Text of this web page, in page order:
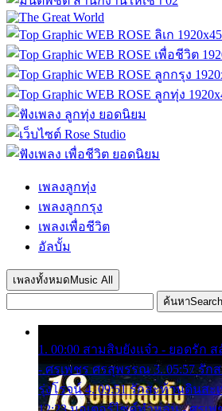
เพลงลูกทุ่ง
เพลงลูกกรุง
เพลงเพื่อชีวิต
อัลบั้ม
เพลงทั้งหมด Music All
ค้นหาSearch
1. 00:00 สามสิบยังแจ๋ว - ยอดรัก
- ศรเพชร ศรสุพรรณ 3. 05:57 รัก
รุ่งโรจน์ 4. 09:51 รักสะท้านดินสะ